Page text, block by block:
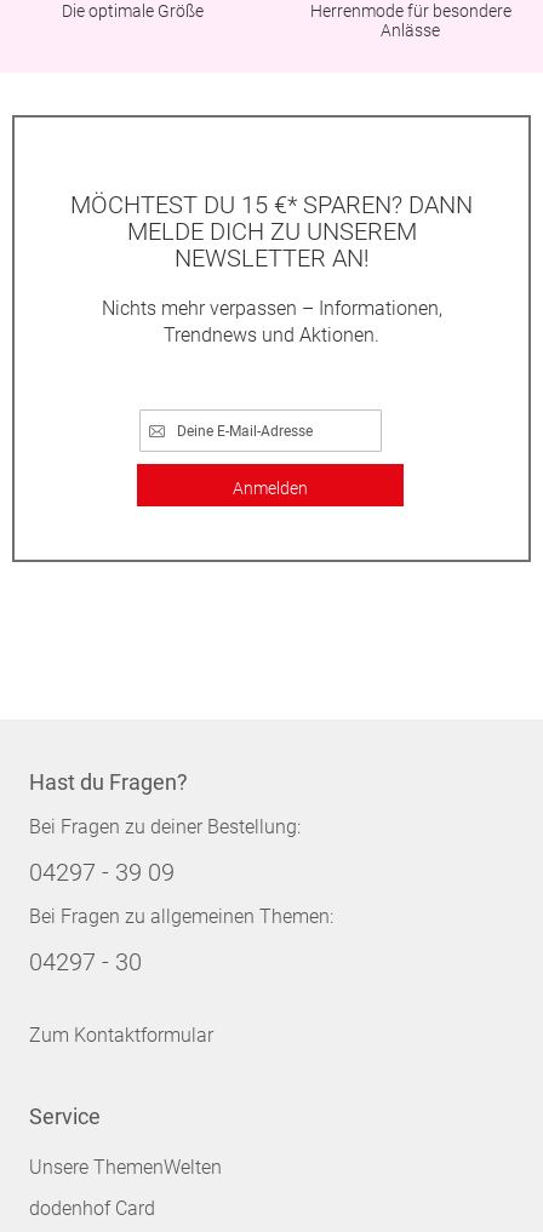
Die optimale Größe
Herrenmode für besondere
Anlässe
MÖCHTEST DU 15 €* SPAREN? DANN
MELDE DICH ZU UNSEREM
NEWSLETTER AN!
Nichts mehr verpassen – Informationen,
Trendnews und Aktionen.
Anmelden
Hast du Fragen?
Bei Fragen zu deiner Bestellung:
04297 - 39 09
Bei Fragen zu allgemeinen Themen:
04297 - 30
Zum Kontaktformular
Service
Unsere ThemenWelten
dodenhof Card